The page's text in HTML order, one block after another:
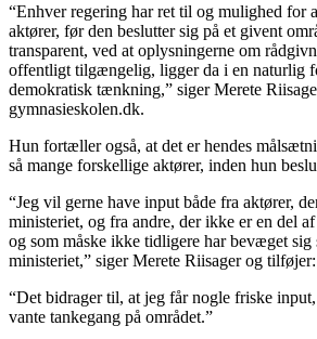
“Enhver regering har ret til og mulighed for
aktører, før den beslutter sig på et givent
transparent, ved at oplysningerne om
offentligt tilgængelig, ligger da i en naturlig
demokratisk tænkning,” siger Merete
gymnasieskolen.dk.
Hun fortæller også, at det er hendes
så mange forskellige aktører, inden hun
“Jeg vil gerne have input både fra aktører,
ministeriet, og fra andre, der ikke er en del
og som måske ikke tidligere har bevæget sig
ministeriet,” siger Merete Riisager og tilføjer:
“Det bidrager til, at jeg får nogle friske
vante tankegang på området.”